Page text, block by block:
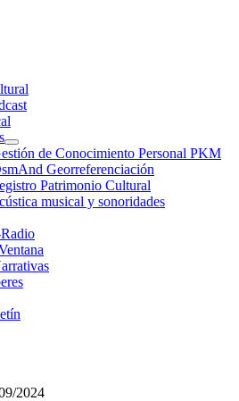
de Conocimiento Personal PKM
Georreferenciación
Patrimonio Cultural
musical y sonoridades
2024